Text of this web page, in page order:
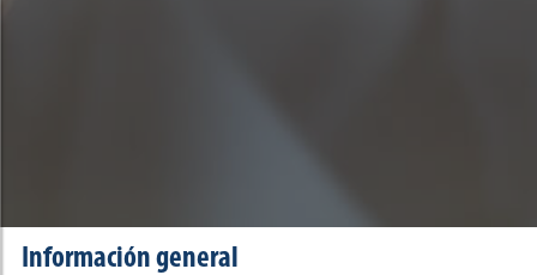
Información general